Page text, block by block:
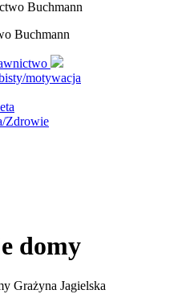
Buchmann
motywacja
Zdrowie
domy